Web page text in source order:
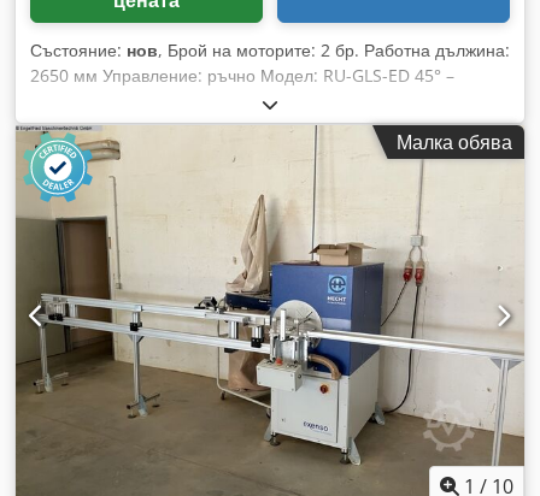
Състояние: нов, Брой на моторите: 2 бр. Работна дължина:
2650 мм Управление: ръчно Модел: RU-GLS-ED 45° –
машина за рязане на стъклени лайсни ----- Проектирана за
едновременно рязане на стъклени лайсни в двойки.
Двойната машина за рязане на стъклени лайсни RU-GLS-
ED45° се регулира ръчно за желаната дължина. Машината
е разработена за едновременно рязане на стъклени
лайсни под ъгъл 45° и разполага с фиксиран и подвижен
режещ механизъм. Ръчната настройка на дължината е
оборудвана с електрически цифров дисплей. Може да се
реже с дължина от 150 мм до 2650 мм. По време на
процеса на рязане стъклените лайсни се закрепват отгоре
и отпред с пневматично устройство, за да се предотврати
накланянето им. Управлението се извършва чрез двуръчно
управление за безопасност. Диаметър на диска: 250 мм,
дължина: 3700 мм, ширина: 700 мм, напрежение: 400 V.
Поз. 1: Двойна машина за рязане на стъклени лайсни RU-
GLS-ED45° ----- с ръчна настройка на размерите, за
Малка обява
1 / 10